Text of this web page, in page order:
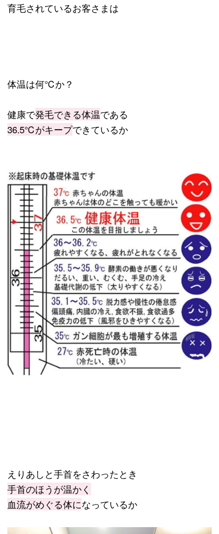
育毛されているお客さまは
体温は何℃か？
健康で発毛できる体温である
36.5℃がキープできているか
えりあしと手首をさわったとき
手首のほうが温かく
血流がめぐる体になっているか